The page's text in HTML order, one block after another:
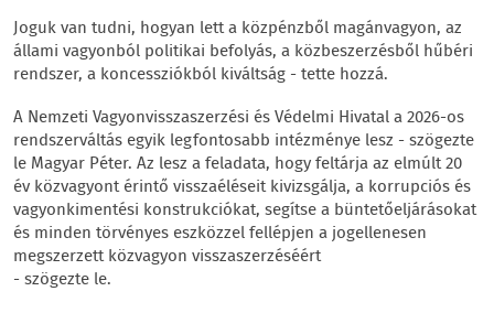
Joguk van tudni, hogyan lett a közpénzből magánvagyon, az
állami vagyonból politikai befolyás, a közbeszerzésből hűbéri
rendszer, a koncessziókból kiváltság - tette hozzá.
A Nemzeti Vagyonvisszaszerzési és Védelmi Hivatal a 2026-os
rendszerváltás egyik legfontosabb intézménye lesz - szögezte
le Magyar Péter. Az lesz a feladata, hogy feltárja az elmúlt 20
év közvagyont érintő visszaéléseit kivizsgálja, a korrupciós és
vagyonkimentési konstrukciókat, segítse a büntetőeljárásokat
és minden törvényes eszközzel fellépjen a jogellenesen
megszerzett közvagyon visszaszerzéséért
- szögezte le.